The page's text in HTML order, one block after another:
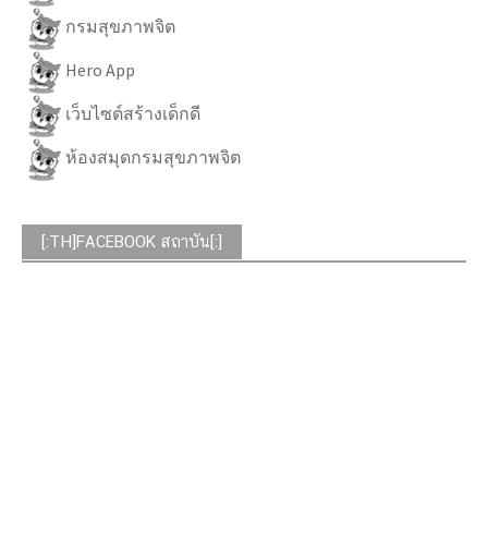
กรมสุขภาพจิต
Hero App
เว็บไซต์สร้างเด็กดี
ห้องสมุดกรมสุขภาพจิต
[:TH]FACEBOOK สถาบัน[:]